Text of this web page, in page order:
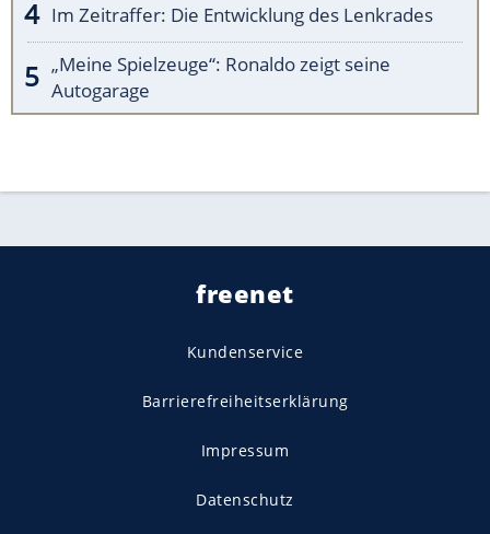
Im Zeitraffer: Die Entwicklung des Lenkrades
„Meine Spielzeuge“: Ronaldo zeigt seine
Autogarage
freenet
Kundenservice
Barrierefreiheitserklärung
Impressum
Datenschutz